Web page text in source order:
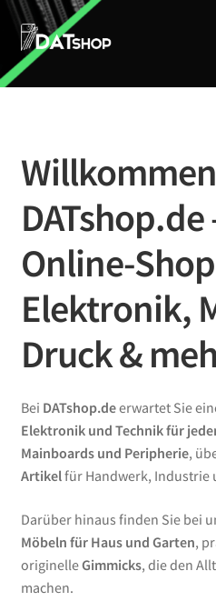
Zur
Navigation
springen
Zum
Inhalt
springen
Home
Mein Account
Kontakt
DATshop.de
Online-
Elektronik,
Druck &
Bei DATshop.deerwartet Sie
Elektronik und Technik für
Mainboards und Peripherie,
Artikelfür Handwerk, Industrie
Darüber hinaus finden Sie bei
Möbeln für Haus und Garten,
originelleGimmicks, die den
machen.